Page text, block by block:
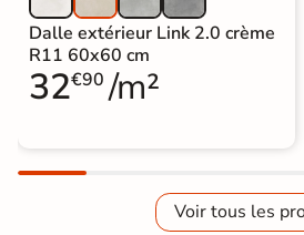
Dalle extérieur Link 2.0 crème
R11 60x60 cm
32€90 /m²
Voir tous les